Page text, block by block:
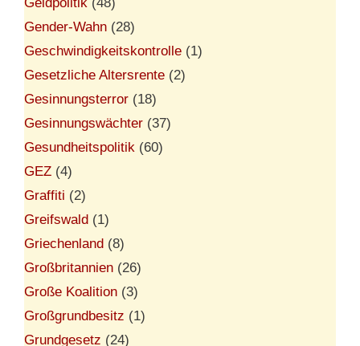
Gender-Wahn (28)
Geschwindigkeitskontrolle (1)
Gesetzliche Altersrente (2)
Gesinnungsterror (18)
Gesinnungswächter (37)
Gesundheitspolitik (60)
GEZ (4)
Graffiti (2)
Greifswald (1)
Griechenland (8)
Großbritannien (26)
Große Koalition (3)
Großgrundbesitz (1)
Grundgesetz (24)